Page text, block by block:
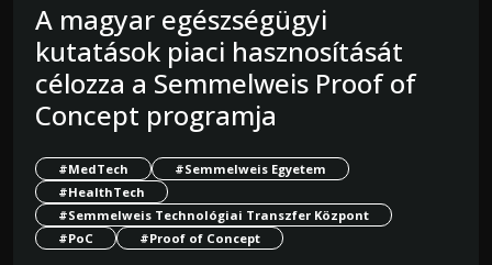
A magyar egészségügyi
kutatások piaci hasznosítását
célozza a Semmelweis Proof of
Concept programja
#MedTech
#Semmelweis Egyetem
#HealthTech
#Semmelweis Technológiai Transzfer Központ
#PoC
#Proof of Concept